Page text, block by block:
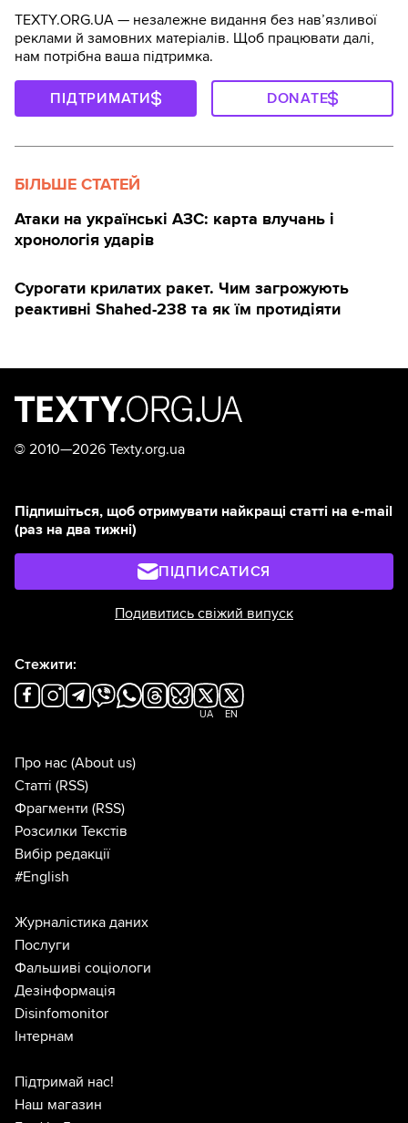
TEXTY.ORG.UA — незалежне видання без навʼязливої
реклами й замовних матеріалів. Щоб працювати далі,
нам потрібна ваша підтримка.
ПІДТРИМАТИ DONATE
БІЛЬШЕ СТАТЕЙ
Атаки на українські АЗС: карта влучань і
хронологія ударів
Сурогати крилатих ракет. Чим загрожують
реактивні Shahed-238 та як їм протидіяти
© 2010—2026 Texty.org.ua
Підпишіться, щоб отримувати найкращі статті на e-mail
(раз на два тижні)
ПІДПИСАТИСЯ
Подивитись свіжий випуск
Стежити:
UA EN
Про нас (About us)
Статті (RSS)
Фрагменти (RSS)
Розсилки Текстів
Вибір редакції
#English
Журналістика даних
Послуги
Фальшиві соціологи
Дезінформація
Disinfomonitor
Інтернам
Підтримай нас!
Наш магазин